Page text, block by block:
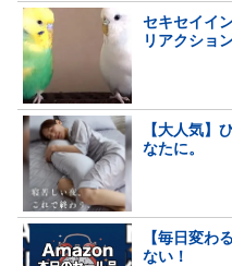
セキセイイ
リアクショ
【大人気】
なたに。
【毎日変わ
ない！